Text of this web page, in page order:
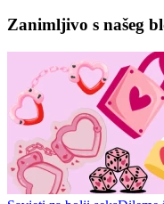
Zanimljivo s našeg